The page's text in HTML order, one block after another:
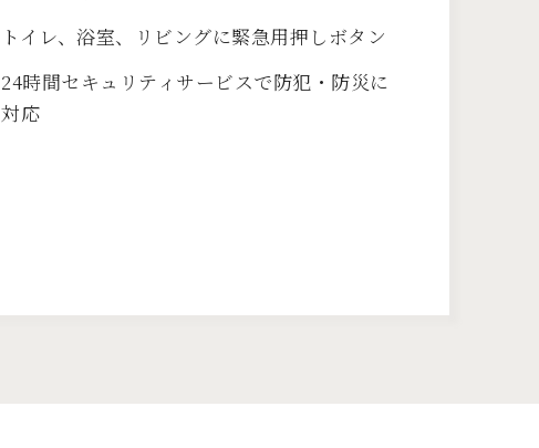
トイレ、浴室、リビングに緊急用押しボタン
24時間セキュリティサービスで防犯・防災に
対応